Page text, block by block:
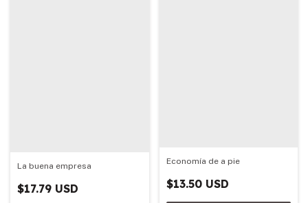
La buena empresa
$17.79 USD
Economía de a pie
$13.50 USD